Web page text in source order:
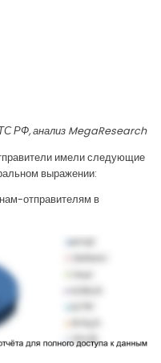
РФ, анализ MegaResearch
имели следующие
выражении:
отправителям в